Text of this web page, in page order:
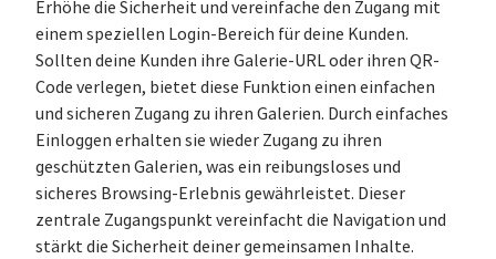
Erhöhe die Sicherheit und vereinfache den Zugang mit
einem speziellen Login-Bereich für deine Kunden.
Sollten deine Kunden ihre Galerie-URL oder ihren QR-
Code verlegen, bietet diese Funktion einen einfachen
und sicheren Zugang zu ihren Galerien. Durch einfaches
Einloggen erhalten sie wieder Zugang zu ihren
geschützten Galerien, was ein reibungsloses und
sicheres Browsing-Erlebnis gewährleistet. Dieser
zentrale Zugangspunkt vereinfacht die Navigation und
stärkt die Sicherheit deiner gemeinsamen Inhalte.